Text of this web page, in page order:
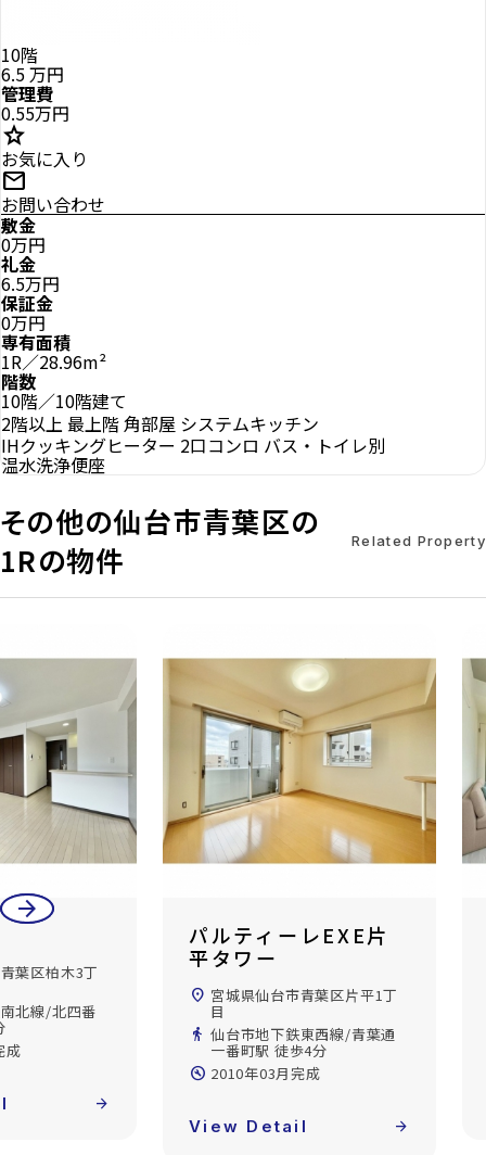
10階
6.5万円
管理費
0.55万円
star
お気に入り
mail
お問い合わせ
敷金
0万円
礼金
6.5万円
保証金
0万円
専有面積
1R／28.96m²
階数
10階／10階建て
2階以上 最上階角部屋 システムキッチン
IHクッキングヒーター 2口コンロ バス・トイレ別
温水洗浄便座
その他の仙台市青葉区の
1Rの物件
Related Property
arrow_back
arrow_forward
西線/青葉通
分
ロイヤルパーク五橋
location_on 宮城県仙台市青葉区五橋1丁
目
仙台市地下鉄南北線/五橋駅
徒歩3分
2003年03月完成